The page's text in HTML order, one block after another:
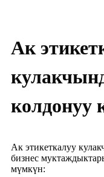
Ак
колдонуу
Ак этикеткалуу
бизнес
мүмкүн: